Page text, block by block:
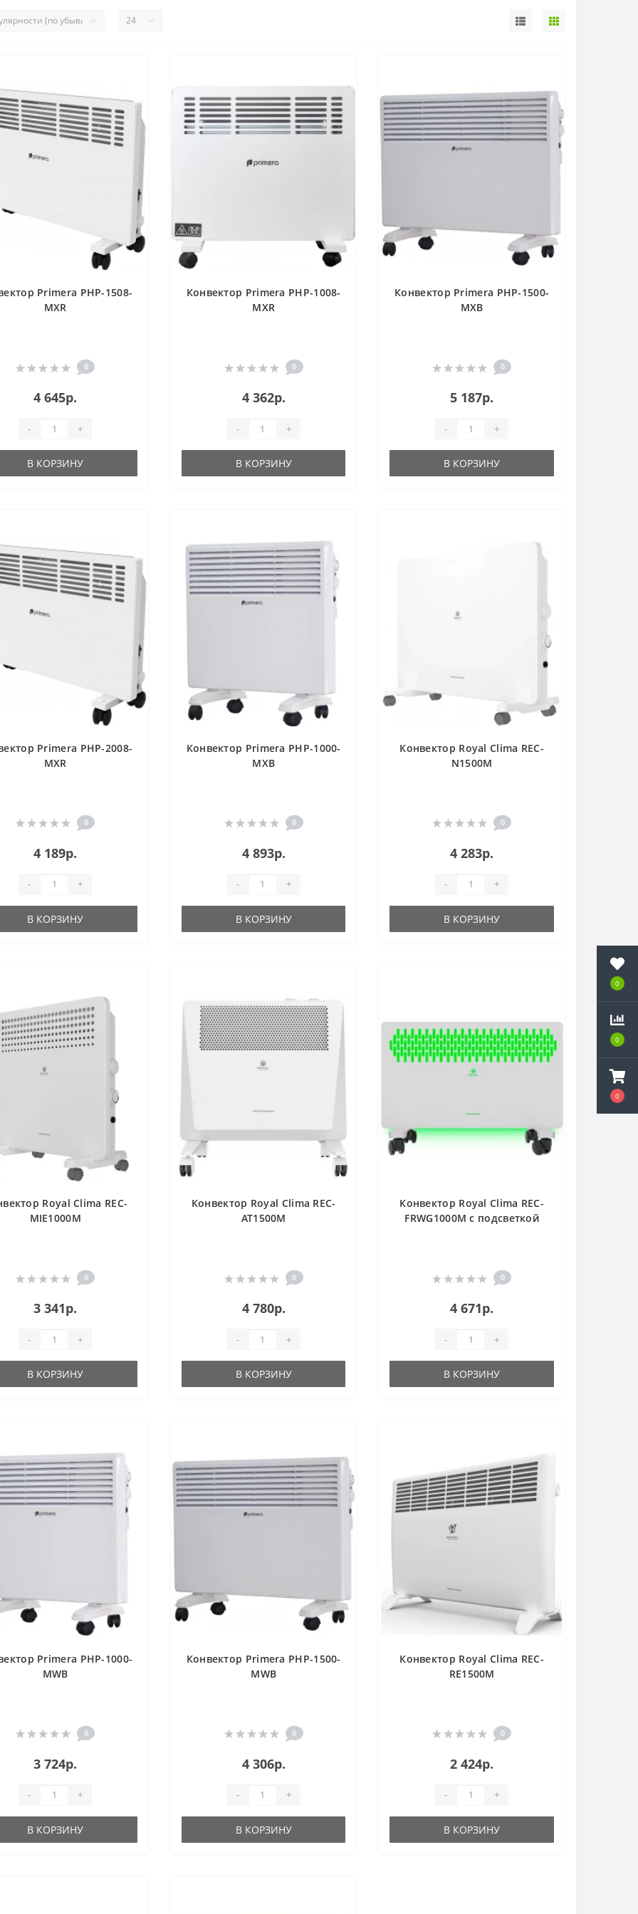
0
0
0
0
0
0
Primera PHP-1508-
MXR
0
4 645р.
- +
В КОРЗИНУ
Конвектор Primera PHP-1008-
MXR
0
4 362р.
- +
В КОРЗИНУ
Конвектор Primera PHP-1500-
MXB
0
5 187р.
- +
В КОРЗИНУ
Primera PHP-2008-
MXR
0
4 189р.
- +
В КОРЗИНУ
Конвектор Primera PHP-1000-
MXB
0
4 893р.
- +
В КОРЗИНУ
Конвектор Royal Clima REC-
N1500M
0
4 283р.
- +
В КОРЗИНУ
Royal Clima REC-
MIE1000M
0
3 341р.
- +
В КОРЗИНУ
Конвектор Royal Clima REC-
AT1500M
0
4 780р.
- +
В КОРЗИНУ
Конвектор Royal Clima REC-
FRWG1000M с подсветкой
0
4 671р.
- +
В КОРЗИНУ
Primera PHP-1000-
MWB
0
3 724р.
- +
В КОРЗИНУ
Конвектор Primera PHP-1500-
MWB
0
4 306р.
- +
В КОРЗИНУ
Конвектор Royal Clima REC-
RE1500M
0
2 424р.
- +
В КОРЗИНУ